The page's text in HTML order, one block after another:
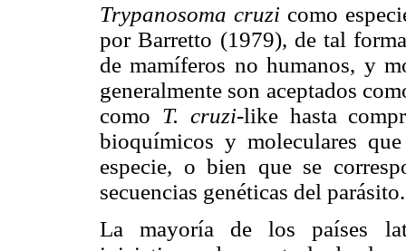
Trypanosoma cruzi como
por Barretto (1979), de tal
de mamíferos no humanos, y
generalmente son aceptados
como T. cruzi-like hasta
bioquímicos y moleculares
especie, o bien que se
secuencias genéticas del parásito.
La mayoría de los países